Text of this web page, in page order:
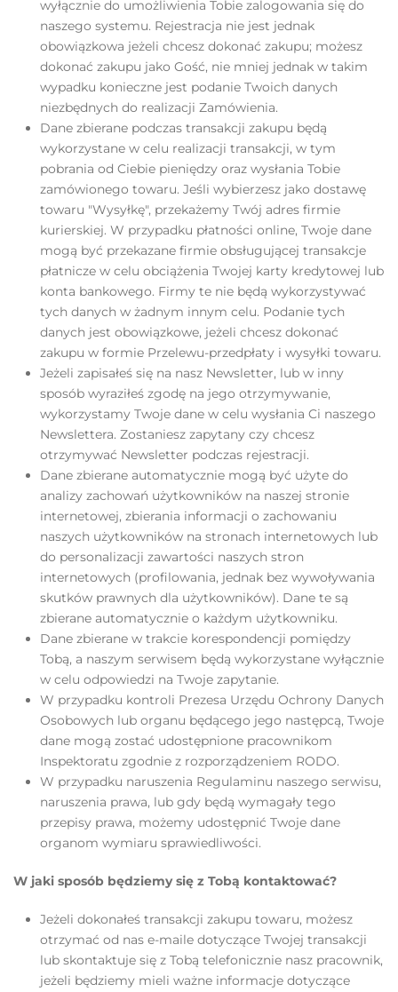
wyłącznie do umożliwienia Tobie zalogowania się do
naszego systemu. Rejestracja nie jest jednak
obowiązkowa jeżeli chcesz dokonać zakupu; możesz
dokonać zakupu jako Gość, nie mniej jednak w takim
wypadku konieczne jest podanie Twoich danych
niezbędnych do realizacji Zamówienia.
Dane zbierane podczas transakcji zakupu będą
wykorzystane w celu realizacji transakcji, w tym
pobrania od Ciebie pieniędzy oraz wysłania Tobie
zamówionego towaru. Jeśli wybierzesz jako dostawę
towaru "Wysyłkę", przekażemy Twój adres firmie
kurierskiej. W przypadku płatności online, Twoje dane
mogą być przekazane firmie obsługującej transakcje
płatnicze w celu obciążenia Twojej karty kredytowej lub
konta bankowego. Firmy te nie będą wykorzystywać
tych danych w żadnym innym celu. Podanie tych
danych jest obowiązkowe, jeżeli chcesz dokonać
zakupu w formie Przelewu-przedpłaty i wysyłki towaru.
Jeżeli zapisałeś się na nasz Newsletter, lub w inny
sposób wyraziłeś zgodę na jego otrzymywanie,
wykorzystamy Twoje dane w celu wysłania Ci naszego
Newslettera. Zostaniesz zapytany czy chcesz
otrzymywać Newsletter podczas rejestracji.
Dane zbierane automatycznie mogą być użyte do
analizy zachowań użytkowników na naszej stronie
internetowej, zbierania informacji o zachowaniu
naszych użytkowników na stronach internetowych lub
do personalizacji zawartości naszych stron
internetowych (profilowania, jednak bez wywoływania
skutków prawnych dla użytkowników). Dane te są
zbierane automatycznie o każdym użytkowniku.
Dane zbierane w trakcie korespondencji pomiędzy
Tobą, a naszym serwisem będą wykorzystane wyłącznie
w celu odpowiedzi na Twoje zapytanie.
W przypadku kontroli Prezesa Urzędu Ochrony Danych
Osobowych lub organu będącego jego następcą, Twoje
dane mogą zostać udostępnione pracownikom
Inspektoratu zgodnie z rozporządzeniem RODO.
W przypadku naruszenia Regulaminu naszego serwisu,
naruszenia prawa, lub gdy będą wymagały tego
przepisy prawa, możemy udostępnić Twoje dane
organom wymiaru sprawiedliwości.
W jaki sposób będziemy się z Tobą kontaktować?
Jeżeli dokonałeś transakcji zakupu towaru, możesz
otrzymać od nas e-maile dotyczące Twojej transakcji
lub skontaktuje się z Tobą telefonicznie nasz pracownik,
jeżeli będziemy mieli ważne informacje dotyczące